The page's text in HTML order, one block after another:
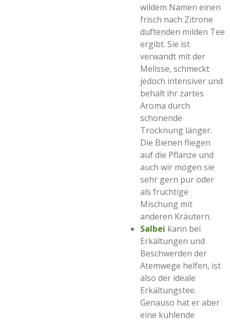
wildem Namen einen
frisch nach Zitrone
duftenden milden Tee
ergibt. Sie ist
verwandt mit der
Melisse, schmeckt
jedoch intensiver und
behält ihr zartes
Aroma durch
schonende
Trocknung länger.
Die Bienen fliegen
auf die Pflanze und
auch wir mögen sie
sehr gern pur oder
als fruchtige
Mischung mit
anderen Kräutern.
Salbei kann bei
Erkältungen und
Beschwerden der
Atemwege helfen, ist
also der ideale
Erkältungstee.
Genauso hat er aber
eine kühlende